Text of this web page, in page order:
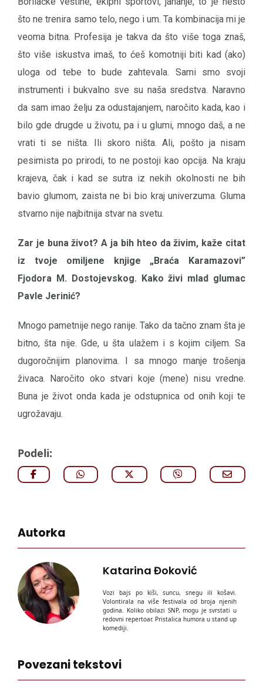
što ne trenira samo telo, nego i um. Ta kombinacija mi je
veoma bitna. Profesija je takva da što više toga znaš,
što više iskustva imaš, to ćeš komotniji biti kad (ako)
uloga od tebe to bude zahtevala. Sami smo svoji
instrumenti i bukvalno sve su naša sredstva. Naravno
da sam imao želju za odustajanjem, naročito kada, kao i
bilo gde drugde u životu, pa i u glumi, mnogo daš, a ne
vrati ti se ništa. Ili skoro ništa. Ali, pošto ja nisam
pesimista po prirodi, to ne postoji kao opcija. Na kraju
krajeva, čak i kad se sutra iz nekih okolnosti ne bih
bavio glumom, zaista ne bi bio kraj univerzuma. Gluma
stvarno nije najbitnija stvar na svetu.
Zar je buna život? A ja bih hteo da živim, kaže citat
iz tvoje omiljene knjige „Braća Karamazovi”
Fjodora M. Dostojevskog. Kako živi mlad glumac
Pavle Jerinić?
Mnogo pametnije nego ranije. Tako da tačno znam šta je
bitno, šta nije. Gde, u šta ulažem i s kojim ciljem. Sa
dugoročnijim planovima. I sa mnogo manje trošenja
živaca. Naročito oko stvari koje (mene) nisu vredne.
Buna je život onda kada je odstupnica od onih koji te
ugrožavaju.
Podeli:
Autorka
Katarina Đoković
Vozi bajs po kiši, suncu, snegu ili košavi.
Volontirala na više festivala od broja njenih
godina. Koliko obilazi SNP, mogu je svrstati u
redovni repertoar. Pristalica humora u stand up
komediji.
Povezani tekstovi